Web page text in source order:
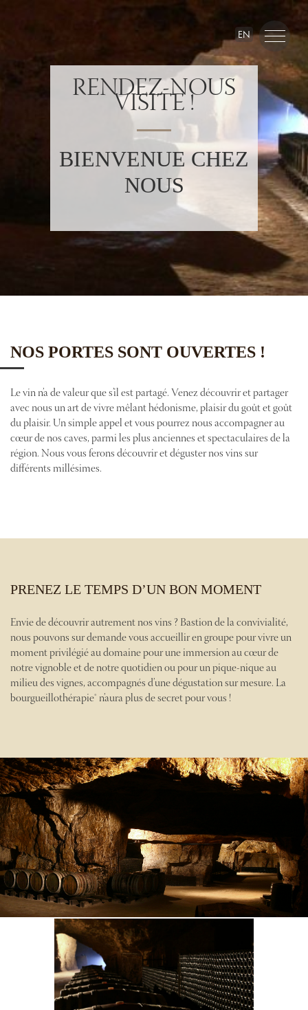
EN
RENDEZ-NOUS
VISITE !
BIENVENUE CHEZ
NOUS
NOS PORTES SONT OUVERTES !
Le vin n’a de valeur que s’il est partagé. Venez découvrir et partager
avec nous un art de vivre mêlant hédonisme, plaisir du goût et goût
du plaisir. Un simple appel et vous pourrez nous accompagner au
cœur de nos caves, parmi les plus anciennes et spectaculaires de la
région. Nous vous ferons découvrir et déguster nos vins sur
différents millésimes.
PRENEZ LE TEMPS D’UN BON MOMENT
Envie de découvrir autrement nos vins ? Bastion de la convivialité,
nous pouvons sur demande vous accueillir en groupe pour vivre un
moment privilégié au domaine pour une immersion au cœur de
notre vignoble et de notre quotidien ou pour un pique-nique au
milieu des vignes, accompagnés d’une dégustation sur mesure. La
bourgueillothérapie® n’aura plus de secret pour vous !